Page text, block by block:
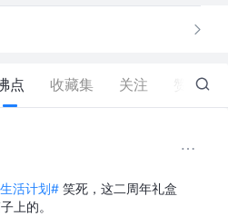
点 收藏集 关注 1
活计划# 笑死，这二周年礼盒
上的。